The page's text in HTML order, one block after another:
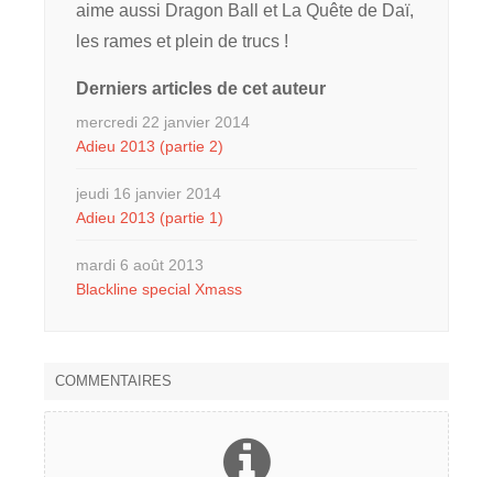
aime aussi Dragon Ball et La Quête de Daï,
les rames et plein de trucs !
Derniers articles de cet auteur
mercredi 22 janvier 2014
Adieu 2013 (partie 2)
jeudi 16 janvier 2014
Adieu 2013 (partie 1)
mardi 6 août 2013
Blackline special Xmass
COMMENTAIRES